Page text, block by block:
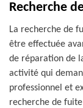
Recherche
La recherche de
être effectuée
de réparation de
activité qui
professionnel et
recherche de